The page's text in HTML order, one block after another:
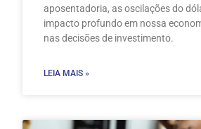
aposentadoria, as oscilações do
impacto profundo em nossa
nas decisões de investimento.
LEIA MAIS »